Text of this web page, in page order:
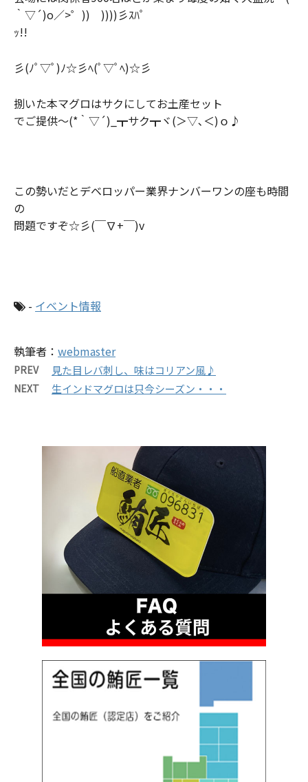
｀▽´)o／>゜)) ))))彡ｽﾊﾟ
ｯ!!
彡(ﾉﾟ▽ﾟ)ﾉ☆彡ﾍ(ﾟ▽ﾟﾍ)☆彡
捌いた本マグロはサクにしてお土産セット
でご提供～(*｀▽´)_┳サク┳ヾ(＞▽､＜)ｏ♪
この勢いだとデベロッパー業界ナンバーワンの座も時間
の
問題ですぞ☆彡(￣∇+￣)v
- イベント情報
執筆者： webmaster
PREV 見た目レバ刺し、味はコリアン風♪
NEXT 生インドマグロは只今シーズン・・・